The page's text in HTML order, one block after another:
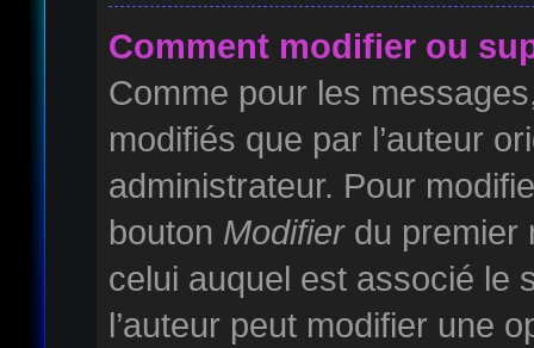
Comment modifier ou
Comme pour les
modifiés que par l’auteur
administrateur. Pour
bouton Modifierdu premier
celui auquel est associé le
l’auteur peut modifier une